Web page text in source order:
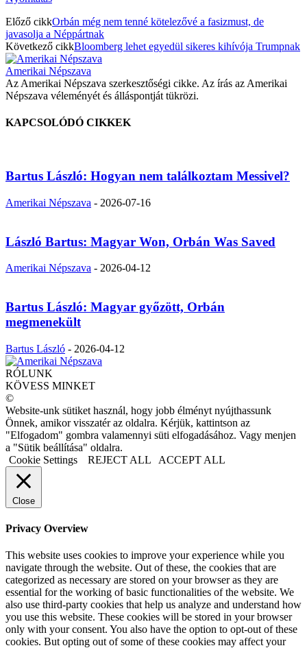
Előző cikkOrbán még nem tenné kötelezővé a fasizmust, de
javasolja a Néppártnak
Következő cikkBloomberg lehet egyedül sikeres kihívója Trumpnak
Amerikai Népszava
Az Amerikai Népszava szerkesztőségi cikke. Az írás az Amerikai
Népszava véleményét és álláspontját tükrözi.
KAPCSOLÓDÓ CIKKEK
Bartus László: Hogyan nem találkoztam Messivel?
Amerikai Népszava - 2026-07-16
László Bartus: Magyar Won, Orbán Was Saved
Amerikai Népszava - 2026-04-12
Bartus László: Magyar győzött, Orbán
megmenekült
Bartus László - 2026-04-12
RÓLUNK
KÖVESS MINKET
©
Website-unk sütiket használ, hogy jobb élményt nyújthassunk
Önnek, amikor visszatér az oldalra. Kérjük, kattintson az
"Elfogadom" gombra valamennyi süti elfogadásához. Vagy menjen
a "Sütik beállítása" oldalra.
Cookie Settings
REJECT ALL ACCEPT ALL
Close
Privacy Overview
This website uses cookies to improve your experience while you
navigate through the website. Out of these, the cookies that are
categorized as necessary are stored on your browser as they are
essential for the working of basic functionalities of the website. We
also use third-party cookies that help us analyze and understand how
you use this website. These cookies will be stored in your browser
only with your consent. You also have the option to opt-out of these
cookies. But opting out of some of these cookies may affect your